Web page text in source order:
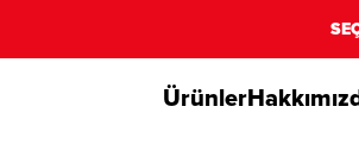
Ürünler